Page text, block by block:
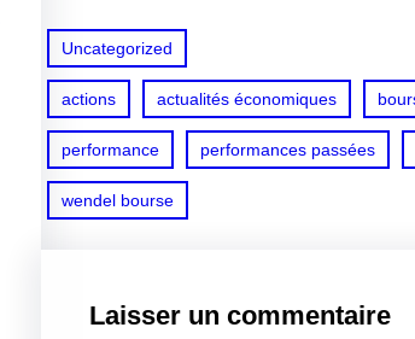
Uncategorized
actions actualités économiques
performance performances passées
wendel bourse
Laisser un commentaire